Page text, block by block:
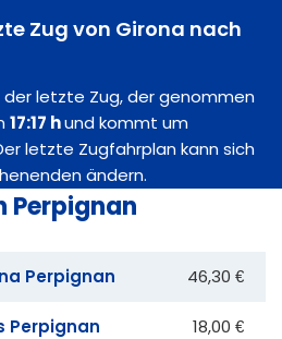
Zug von Girona nach
letzte Zug, der genommen
17:17 hund kommt um
letzte Zugfahrplan kann sich
ändern.
Perpignan
Perpignan 46,30 €
Perpignan 18,00 €